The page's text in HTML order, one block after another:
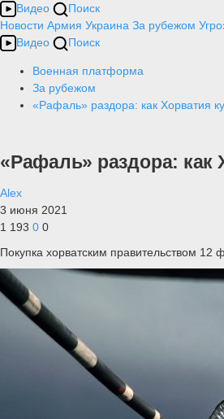
Видео
Поиск
Новости Армия Украина За рубежом
Видео
Поиск
Военная платформа
За рубежом
«Рафаль» раздора: как Хорватия
«Рафаль» раздора: как
Alex
3 июня 2021
1 193 0 0
Покупка хорватским правительством 12